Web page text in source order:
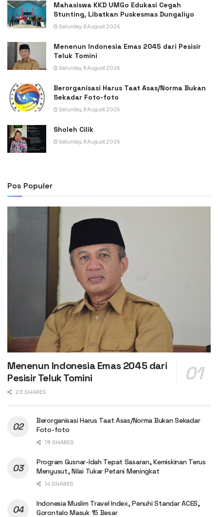
Mahasiswa KKD UMGo Edukasi Cegah
Stunting, Libatkan Puskesmas Dungaliyo
Saturday, 8 August 2026
Menenun Indonesia Emas 2045 dari Pesisir
Teluk Tomini
Saturday, 8 August 2026
Berorganisasi Harus Taat Asas/Norma Bukan
Sekadar Foto-foto
Saturday, 8 August 2026
Sholeh Cilik
Saturday, 8 August 2026
Pos Populer
Menenun Indonesia Emas 2045 dari
Pesisir Teluk Tomini
23 SHARES
Berorganisasi Harus Taat Asas/Norma Bukan Sekadar
Foto-foto
19 SHARES
Program Gusnar-Idah Tepat Sasaran, Kemiskinan Terus
Menyusut, Nilai Tukar Petani Meningkat
14 SHARES
Indonesia Muslim Travel Index, Penuhi Standar ACES,
Gorontalo Masuk 15 Besar